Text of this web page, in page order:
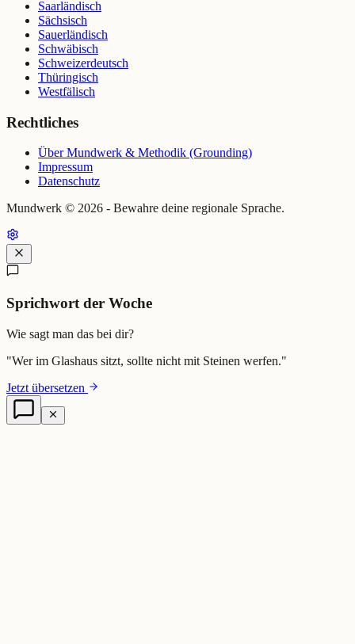
Saarländisch
Sächsisch
Sauerländisch
Schwäbisch
Schweizerdeutsch
Thüringisch
Westfälisch
Rechtliches
Über Mundwerk & Methodik (Grounding)
Impressum
Datenschutz
Mundwerk © 2026 - Bewahre deine regionale Sprache.
Sprichwort der Woche
Wie sagt man das bei dir?
"Wer im Glashaus sitzt, sollte nicht mit Steinen werfen."
Jetzt übersetzen